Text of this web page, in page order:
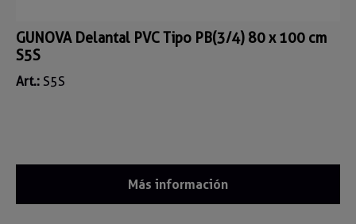
GUNOVA Delantal PVC Tipo PB(3/4) 80 x 100 cm
S5S
Art.: S5S
Más información